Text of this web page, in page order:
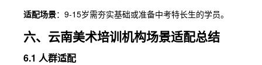
适配场景：9-15岁需夯实基础或准备中考特长生的学员。
六、云南美术培训机构场景适配总结
6.1 人群适配